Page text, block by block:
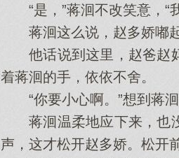
“是，”蒋洄不改笑意，“
蒋洄这么说，赵多娇嘟起
他话说到这里，赵爸赵妈
着蒋洄的手，依依不舍。
“你要小心啊。”想到蒋洄
蒋洄温柔地应下来，也没
声，这才松开赵多娇。松开